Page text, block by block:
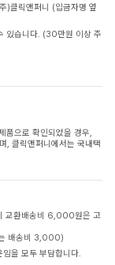
클릭앤퍼니 (입금자명 옆
있습니다. (30만원 이상 주
품으로 확인되었을 경우,
, 클릭앤퍼니에서는 국내택
교환배송비 6,000원은 고
배송비 3,000)
을 모두 부담합니다.